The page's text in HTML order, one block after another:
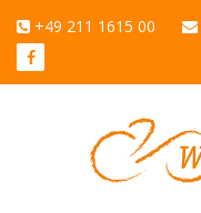
+49 211 1615 00